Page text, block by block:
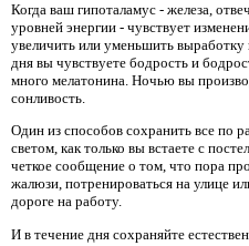
Когда ваш гипоталамус - железа,
уровней энергии - чувствует
увеличить или уменьшить
дня вы чувствуете бодрость и
много мелатонина. Ночью вы
сонливость.
Один из способов сохранить все по
светом, как только вы встаете с
четкое сообщение о том, что пора
жалюзи, потренироваться на улице
дороге на работу.
И в течение дня сохраняйте